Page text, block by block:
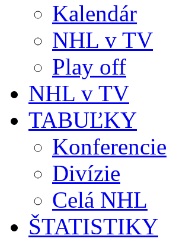
Kalendár
NHL v TV
Play off
NHL v TV
TABUĽKY
Konferencie
Divízie
Celá NHL
ŠTATISTIKY